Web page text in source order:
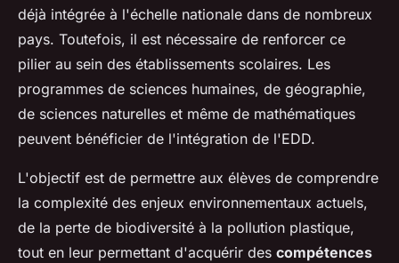
déjà intégrée à l'échelle nationale dans de nombreux
pays. Toutefois, il est nécessaire de renforcer ce
pilier au sein des établissements scolaires. Les
programmes de sciences humaines, de géographie,
de sciences naturelles et même de mathématiques
peuvent bénéficier de l'intégration de l'EDD.
L'objectif est de permettre aux élèves de comprendre
la complexité des enjeux environnementaux actuels,
de la perte de biodiversité à la pollution plastique,
tout en leur permettant d'acquérir des compétences